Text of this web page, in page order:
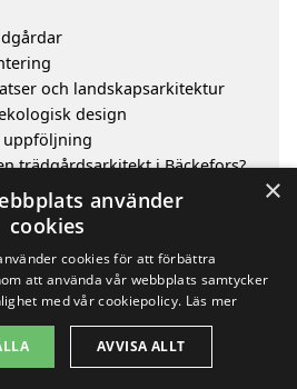
och landskapsarkitektur
design
uppföljning
trädgårdsarkitekt i Bäckefors?
trädgårdsarkitekt i Bäckefors
trädgårdsarkitekt i de
2026 - Pilanto Aps
Blogg Webbplatskarta Villkor
×
använder
cookies
cookies för att förbättra
att använda vår webbplats samtycker
med vår cookiepolicy. Läs mer
AVVISA ALLT